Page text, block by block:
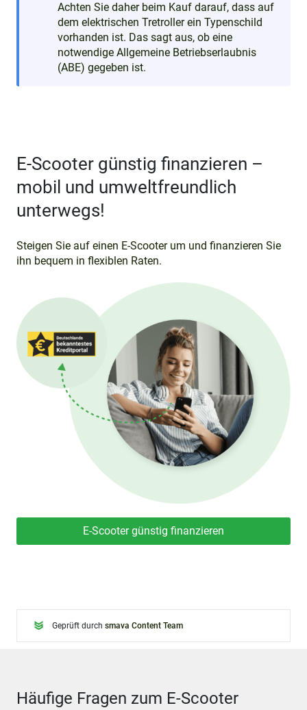
Achten Sie daher beim Kauf darauf, dass auf
dem elektrischen Tretroller ein Typenschild
vorhanden ist. Das sagt aus, ob eine
notwendige Allgemeine Betriebserlaubnis
(ABE) gegeben ist.
E-Scooter günstig finanzieren –
mobil und umweltfreundlich
unterwegs!
Steigen Sie auf einen E-Scooter um und finanzieren Sie
ihn bequem in flexiblen Raten.
E-Scooter günstig finanzieren
Geprüft durch smava Content Team
Häufige Fragen zum E-Scooter